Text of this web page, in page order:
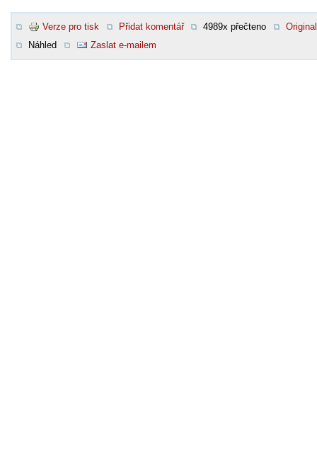
Verze pro tisk Přidat komentář 4989x přečteno
Original
Náhled
Zaslat e-mailem